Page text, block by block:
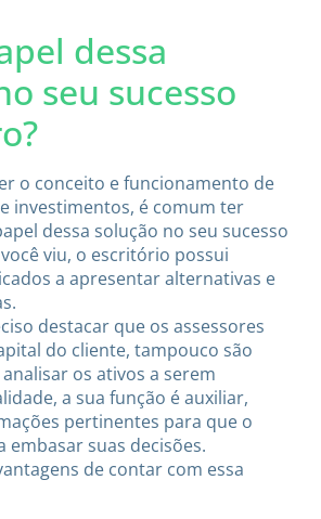
dessa
seu sucesso
o conceito e funcionamento de
investimentos, é comum ter
dessa solução no seu sucesso
viu, o escritório possui
a apresentar alternativas e
destacar que os assessores
do cliente, tampouco são
os ativos a serem
a sua função é auxiliar,
pertinentes para que o
embasar suas decisões.
de contar com essa